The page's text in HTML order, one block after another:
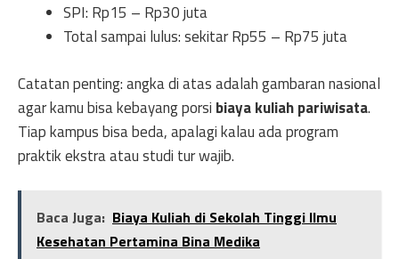
SPI: Rp15 – Rp30 juta
Total sampai lulus: sekitar Rp55 – Rp75 juta
Catatan penting: angka di atas adalah gambaran nasional
agar kamu bisa kebayang porsi biaya kuliah pariwisata.
Tiap kampus bisa beda, apalagi kalau ada program
praktik ekstra atau studi tur wajib.
Baca Juga: Biaya Kuliah di Sekolah Tinggi Ilmu
Kesehatan Pertamina Bina Medika